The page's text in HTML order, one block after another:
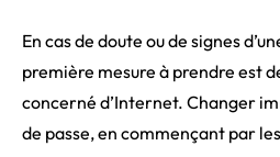
En cas de doute ou de signes
première mesure à prendre est
concerné d’Internet. Changer
de passe, en commençant par